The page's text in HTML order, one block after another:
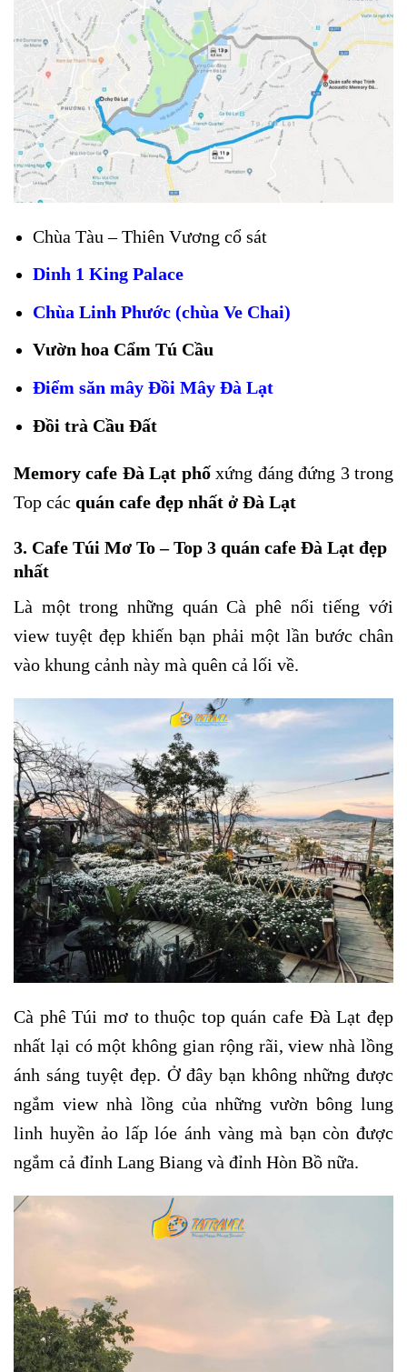
Chùa Tàu – Thiên Vương cổ sát
Dinh 1 King Palace
Chùa Linh Phước (chùa Ve Chai)
Vườn hoa Cẩm Tú Cầu
Điểm săn mây Đồi Mây Đà Lạt
Đồi trà Cầu Đất
Memory cafe Đà Lạt phốxứng đáng đứng 3 trong
Top các quán cafe đẹp nhất ở Đà Lạt
3. Cafe Túi Mơ To – Top 3 quán cafe Đà Lạt đẹp
nhất
Là một trong những quán Cà phê nổi tiếng với
view tuyệt đẹp khiến bạn phải một lần bước chân
vào khung cảnh này mà quên cả lối về.
Cà phê Túi mơ to thuộc top quán cafe Đà Lạt đẹp
nhất lại có một không gian rộng rãi, view nhà lồng
ánh sáng tuyệt đẹp. Ở đây bạn không những được
ngắm view nhà lồng của những vườn bông lung
linh huyền ảo lấp lóe ánh vàng mà bạn còn được
ngắm cả đỉnh Lang Biang và đỉnh Hòn Bồ nữa.